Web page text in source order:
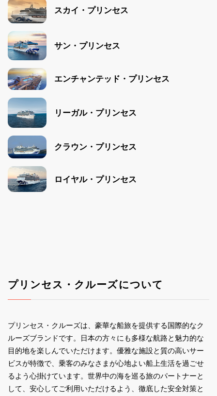
スカイ・プリンセス
サン・プリンセス
エンチャンテッド・プリンセス
リーガル・プリンセス
クラウン・プリンセス
ロイヤル・プリンセス
プリンセス・クルーズについて
プリンセス・クルーズは、豪華な船旅を提供する国際的なク
ルーズブランドです。日本の方々にも多様な航路と魅力的な
目的地を楽しんでいただけます。優雅な施設と質の高いサー
ビスが特徴で、乗客のみなさまが心地よい船上生活を過ごせ
るよう心掛けています。世界中の海を巡る旅のパートナーと
して、安心してご利用いただけるよう、徹底した安全対策と